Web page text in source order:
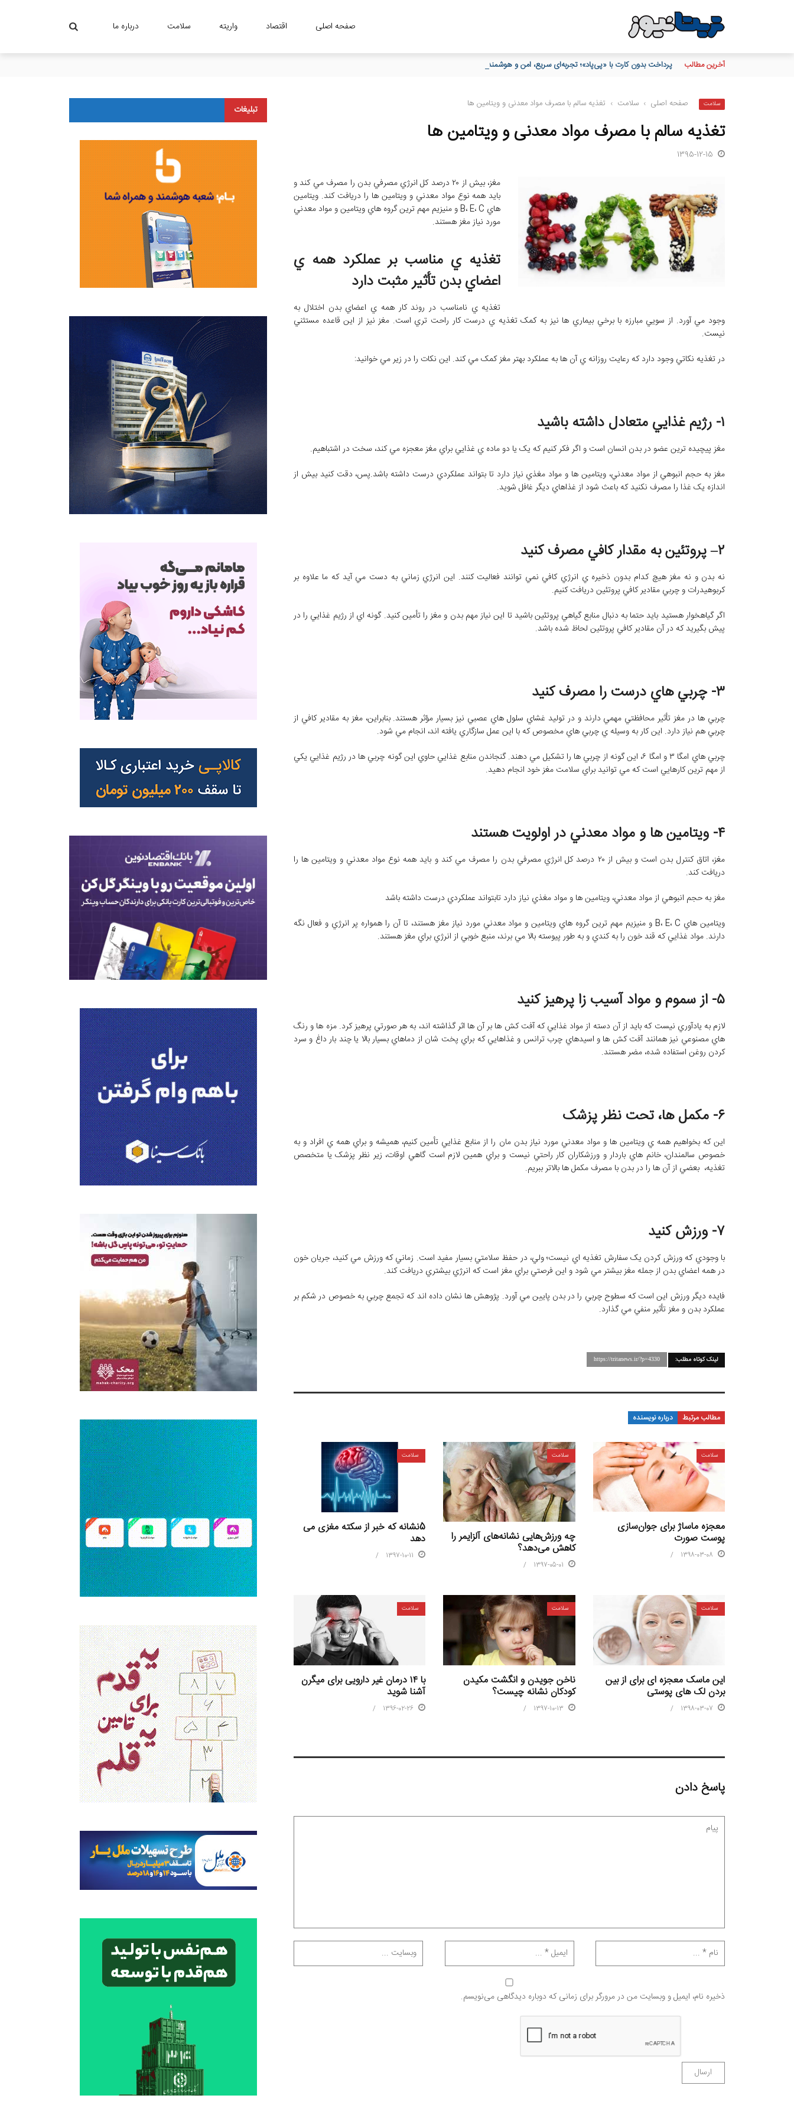
صفحه اصلی اقتصاد واریته سلامت درباره ما
آخرین مطالب پرداخت بدون کارت با «پی‌پاد»؛ تجربه‌ای سریع، امن و هوشمند در خریدهای حضوری
سلامت صفحه اصلی › سلامت › تغذیه سالم با مصرف مواد معدنی و ویتامین ها
تغذیه سالم با مصرف مواد معدنی و ویتامین ها
1395-12-15
مغز، بيش از ۲۰ درصد کل انرژي مصرفي بدن را مصرف مي ‌کند و
بايد همه نوع مواد معدني و ويتامين ‌ها را دريافت کند. ويتامين‌
هاي B، E، C و منيزيم مهم ‌ترين گروه‌ هاي ويتامين و مواد معدني
مورد نياز مغز هستند.
تغذيه ي مناسب بر عملکرد همه ي
اعضاي بدن تأثير مثبت دارد
تغذيه ي نامناسب در روند کار همه ي اعضاي بدن اختلال به
وجود مي ‌آورد. از سويي مبارزه با برخي بيماري ‌ها نيز به کمک تغذيه ي درست کار راحت ‌تري است. مغز نيز از اين قاعده مستثني
نيست.
در تغذيه نکاتي وجود دارد که رعايت روزانه ي آن ها به عملکرد بهتر مغز کمک مي‌ کند. اين نکات را در زير مي خوانيد:
۱- رژيم غذايي متعادل داشته باشيد
مغز پيچيده‌ ترين عضو در بدن انسان است و اگر فکر کنيم که يک يا دو ماده ي غذايي براي مغز معجزه مي ‌کند، سخت در اشتباهيم.
مغز به حجم انبوهي از مواد معدني، ويتامين‌ ها و مواد مغذي نياز دارد تا بتواند عملکردي درست داشته باشد.پس، دقت کنيد بيش از
اندازه يک غذا را مصرف نکنيد که باعث شود از غذاهاي ديگر غافل شويد.
۲– پروتئين به مقدار کافي مصرف کنيد
نه بدن و نه مغز هيچ کدام بدون ذخيره ي انرژي کافي نمي ‌توانند فعاليت کنند. اين انرژي زماني به دست مي ‌آيد که ما علاوه بر
کربوهيدرات و چربي مقادير کافي پروتئين دريافت کنيم.
اگر گياهخوار هستيد بايد حتما به دنبال منابع گياهي پروتئين باشيد تا اين نياز مهم بدن و مغز را تأمين کنيد. گونه ‌اي از رژيم غذايي را در
پيش بگيريد که در آن مقادير کافي پروتئين لحاظ شده باشد.
۳- چربي ‌هاي درست را مصرف کنيد
چربي ‌ها در مغز تأثير محافظتي مهمي دارند و در توليد غشاي سلول‌ هاي عصبي نيز بسيار مؤثر هستند. بنابراين، مغز به مقادير کافي از
چربي هم نياز دارد. اين کار به وسيله ي چربي ‌هاي مخصوص که با اين عمل سازگاري يافته ‌اند، انجام مي ‌شود.
چربي‌ هاي امگا ۳ و امگا ۶، اين گونه از چربي ‌ها را تشکيل مي ‌دهند. گنجاندن منابع غذايي حاوي اين گونه چربي‌ ها در رژيم غذايي يکي
از مهم ‌ترين کارهايي است که مي ‌توانيد براي سلامت مغز خود انجام دهيد.
۴- ويتامين‌ ها و مواد معدني در اولويت هستند
مغز، اتاق کنترل بدن است و بيش از ۲۰ درصد کل انرژي مصرفي بدن را مصرف مي ‌کند و بايد همه نوع مواد معدني و ويتامين ‌ها را
دريافت کند.
مغز به حجم انبوهي از مواد معدني، ويتامين‌ ها و مواد مغذي نياز دارد تابتواند عملکردي درست داشته باشد
ويتامين‌ هاي B، E، C و منيزيم مهم ‌ترين گروه‌ هاي ويتامين و مواد معدني مورد نياز مغز هستند، تا آن را همواره پر انرژي و فعال نگه‌
دارند. مواد غذايي که قند خون را به کندي و به طور پيوسته بالا مي ‌برند، منبع خوبي از انرژي براي مغز هستند.
۵- از سموم و مواد آسيب ‌زا پرهيز کنيد
لازم به يادآوري نيست که بايد از آن دسته از مواد غذايي که آفت کش ‌ها بر آن ها اثر گذاشته‌ اند، به هر صورتي پرهيز کرد. مزه‌ ها و رنگ
‌هاي مصنوعي نيز همانند آفت کش ‌ها و اسيدهاي چرب ترانس و غذاهايي که براي پخت ‌شان از دماهاي بسيار بالا يا چند بار داغ و سرد
کردن روغن استفاده شده، مضر هستند.
۶- مکمل‌ ها، تحت نظر پزشک
اين که بخواهيم همه‌ ي ويتامين ‌ها و مواد معدني مورد نياز بدن ‌مان را از منابع غذايي تأمين کنيم، هميشه و براي همه ي افراد و به
خصوص سالمندان، خانم‌ هاي باردار و ورزشکاران کار راحتي نيست و براي همين لازم است گاهي اوقات، زير نظر پزشک يا متخصص
تغذيه، بعضي از آن ها را در بدن با مصرف مکمل‌ ها بالاتر ببريم.
۷- ورزش کنيد
با وجودي که ورزش کردن يک سفارش تغذيه‌ اي نيست؛ ولي، در حفظ سلامتي بسيار مفيد است. زماني که ورزش مي ‌کنيد، جريان خون
در همه اعضاي بدن از جمله مغز بيشتر مي ‌شود و اين فرصتي براي مغز است که انرژي بيشتري دريافت کند.
فايده ديگر ورزش اين است که سطوح چربي را در بدن پايين مي‌ آورد. پژوهش ‌ها نشان داده ‌اند که تجمع چربي به خصوص در شکم بر
عملکرد بدن و مغز تأثير منفي مي ‌گذارد.
لینک کوتاه مطلب: https://tritanews.ir/?p=4330
مطالب مرتبط درباره نویسنده
سلامت
معجزه ماساژ برای جوان‌سازی
پوست صورت
1398-03-08
سلامت
چه ورزش‌هایی نشانه‌های آلزایمر را
کاهش می‌دهد؟
1397-05-01
سلامت
5نشانه که خبر از سکته مغزی می
دهد
1397-10-11
سلامت
این ماسک معجزه ای برای از بین
بردن لک های پوستی
1398-03-07
سلامت
ناخن جویدن و انگشت مکیدن
کودکان نشانه چیست؟
1397-10-13
سلامت
با ۱۴ درمان غیر دارویی برای میگرن
آشنا شوید
1396-02-26
پاسخ دادن
ذخیره نام، ایمیل و وبسایت من در مرورگر برای زمانی که دوباره دیدگاهی می‌نویسم.
تبلیغات